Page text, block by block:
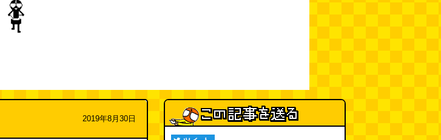
2019年8月30日